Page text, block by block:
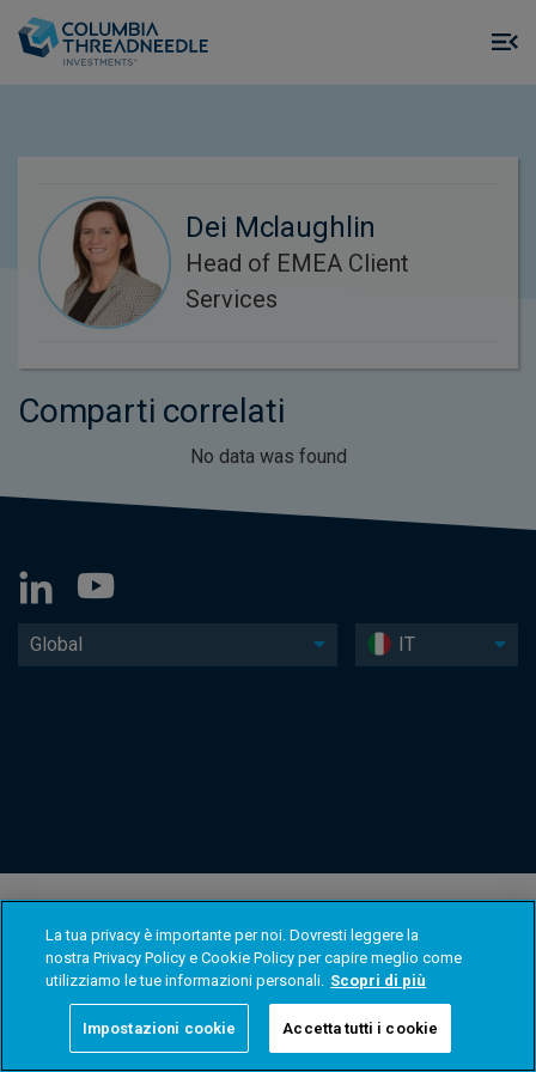
Dei Mclaughlin
Head of EMEA Client
Services
Comparti correlati
No data was found
Global IT
La tua privacy è importante per noi. Dovresti leggere la
nostra Privacy Policy e Cookie Policy per capire meglio come
utilizziamo le tue informazioni personali. Scopri di più
Impostazioni cookie Accetta tutti i cookie